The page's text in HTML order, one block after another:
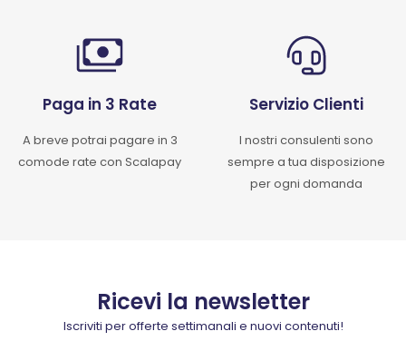
Paga in 3 Rate
A breve potrai pagare in 3
comode rate con Scalapay
Servizio Clienti
I nostri consulenti sono
sempre a tua disposizione
per ogni domanda
Ricevi la newsletter
Iscriviti per offerte settimanali e nuovi contenuti!